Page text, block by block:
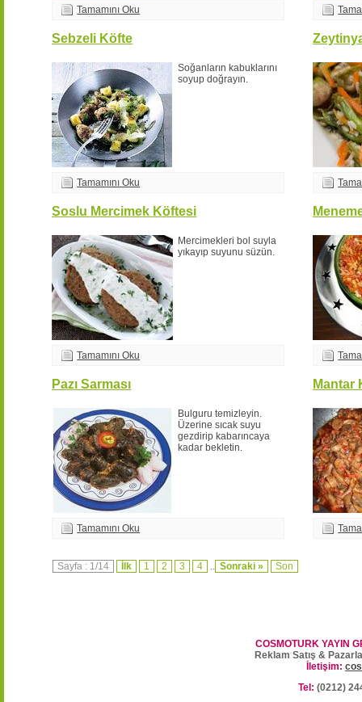
Tamamını Oku
Sebzeli Köfte
Soğanların kabuklarını
soyup doğrayın.
Tamamını Oku
Soslu Mercimek Köftesi
Mercimekleri bol suyla
yıkayıp suyunu süzün.
Tamamını Oku
Pazı Sarması
Bulguru temizleyin.
Üzerine sıcak suyu
gezdirip kabarıncaya
kadar bekletin.
Tamamını Oku
Mantar
Sayfa : 1/14 İlk 1 2 3 4 .. Sonraki » Son
COSMOTURK YAYIN
Reklam Satış &
İletişim:
Tel: (0212)